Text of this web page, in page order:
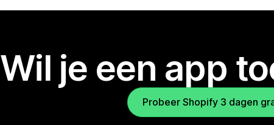
Wil je een app
Probeer Shopify 3 dagen